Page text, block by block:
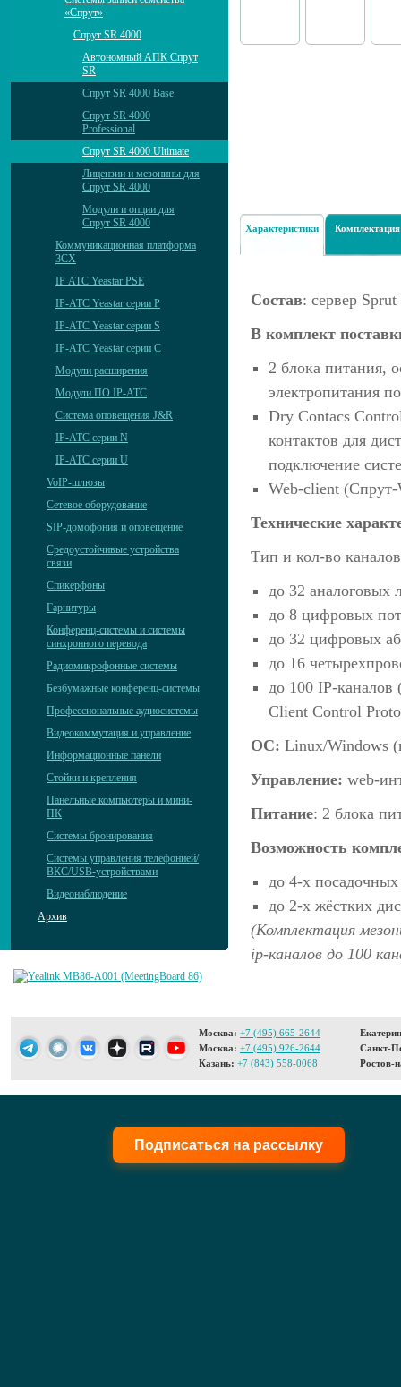
«Спрут»
Спрут SR 4000
Автономный АПК Спрут
SR
Спрут SR 4000 Base
Спрут SR 4000
Professional
Спрут SR 4000 Ultimate
Лицензии и мезонины для
Спрут SR 4000
Модули и опции для
Спрут SR 4000
Коммуникационная платформа
3CX
IP АТС Yeastar PSE
IP-АТС Yeastar серии P
IP-АТС Yeastar серии S
IP-АТС Yeastar серии C
Модули расширения
Модули ПО IP-АТС
Система оповещения J&R
IP-АТС серии N
IP-АТС серии U
VoIP-шлюзы
Сетевое оборудование
SIP-домофония и оповещение
Средоустойчивые устройства
связи
Спикерфоны
Гарнитуры
Конференц-системы и системы
синхронного перевода
Радиомикрофонные системы
Безбумажные конференц-системы
Профессиональные аудиосистемы
Видеокоммутация и управление
Информационные панели
Стойки и крепления
Панельные компьютеры и мини-
ПК
Системы бронирования
Системы управления телефонией/
ВКС/USB-устройствами
Видеонаблюдение
Архив
Характеристики Комплектация
Состав: сервер
В комплект
2 блока питания,
электропитания
Dry Contacs
контактов для
подключение
Web-client
Технические
Тип и кол-во
до 32
до 8 цифровых
до 32 цифровых
до 16
до 100 IP-каналов
Client Control
OC: Linux/Windows
Управление: web-
Питание: 2 блока
Возможность
до 4-х
до 2-х жёстких
(Комплектация
ip-каналов до 100
Москва: +7 (495) 665-2644
Москва: +7 (495) 926-2644
Казань: +7 (843) 558-0068
Санкт-
Ростов-
Подписаться на рассылку